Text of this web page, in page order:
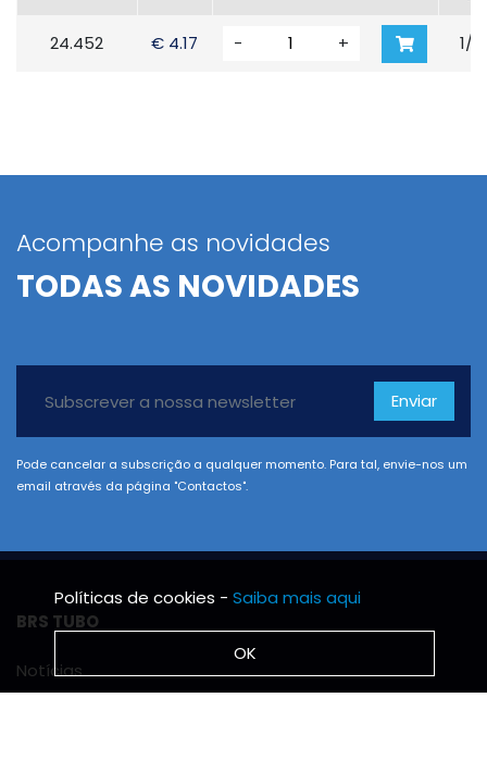
24.452 € 4.17 - + 1/8"
Acompanhe as novidades
TODAS AS NOVIDADES
Enviar
Pode cancelar a subscrição a qualquer momento. Para tal, envie-nos um
email através da página "Contactos".
BRS TUBO
Notícias
Políticas de cookies - Saiba mais aqui
OK